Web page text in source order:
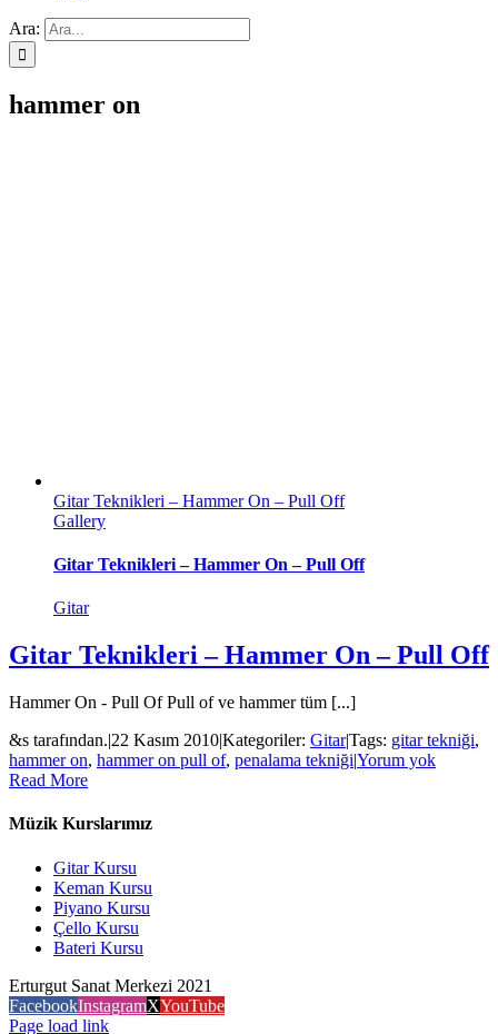
Ara:
hammer on
Gitar Teknikleri – Hammer On – Pull Off
Gallery
Gitar Teknikleri – Hammer On – Pull Off
Gitar
Gitar Teknikleri – Hammer On – Pull Off
Hammer On - Pull Of Pull of ve hammer tüm [...]
&s tarafından.|22 Kasım 2010|Kategoriler: Gitar|Tags: gitar tekniği,
hammer on, hammer on pull of, penalama tekniği|Yorum yok
Read More
Müzik Kurslarımız
Gitar Kursu
Keman Kursu
Piyano Kursu
Çello Kursu
Bateri Kursu
Erturgut Sanat Merkezi 2021
FacebookInstagramXYouTube
Page load link